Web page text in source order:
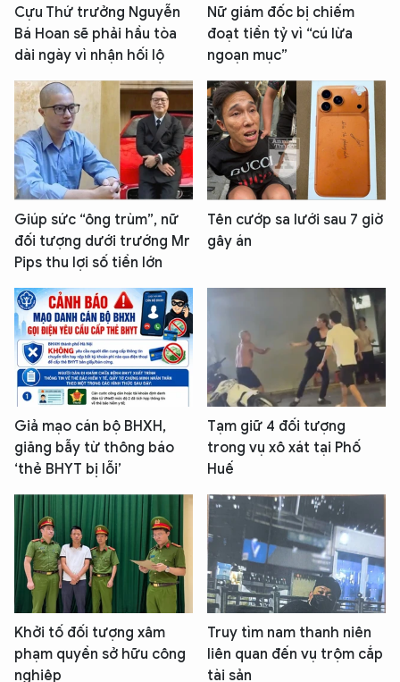
Cựu Thứ trưởng Nguyễn
Bá Hoan sẽ phải hầu tòa
dài ngày vì nhận hối lộ
Nữ giám đốc bị chiếm
đoạt tiền tỷ vì “cú lừa
ngoạn mục”
Giúp sức “ông trùm”, nữ
đối tượng dưới trướng Mr
Pips thu lợi số tiền lớn
Tên cướp sa lưới sau 7 giờ
gây án
Giả mạo cán bộ BHXH,
giăng bẫy từ thông báo
‘thẻ BHYT bị lỗi’
Tạm giữ 4 đối tượng
trong vụ xô xát tại Phố
Huế
Khởi tố đối tượng xâm
phạm quyền sở hữu công
nghiệp
Truy tìm nam thanh niên
liên quan đến vụ trộm cắp
tài sản